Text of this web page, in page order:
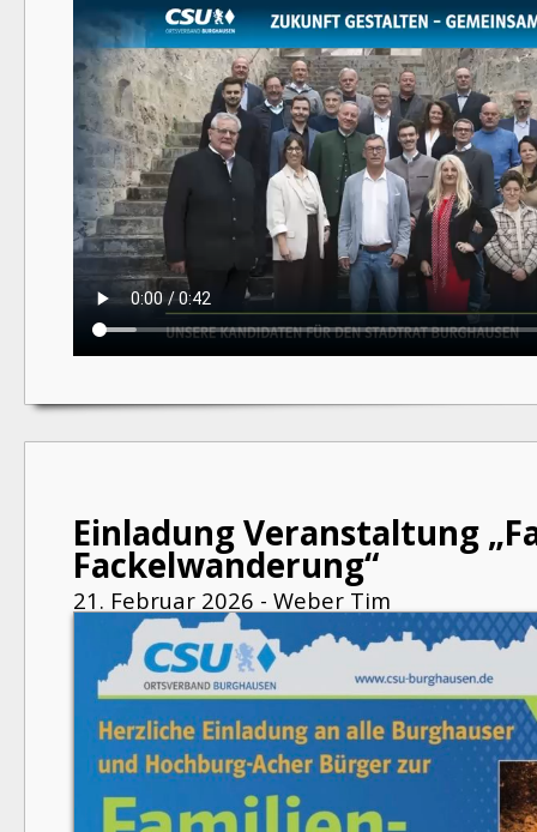
Einladung Veranstaltung
Fackelwanderung“
21. Februar 2026 - Weber Tim